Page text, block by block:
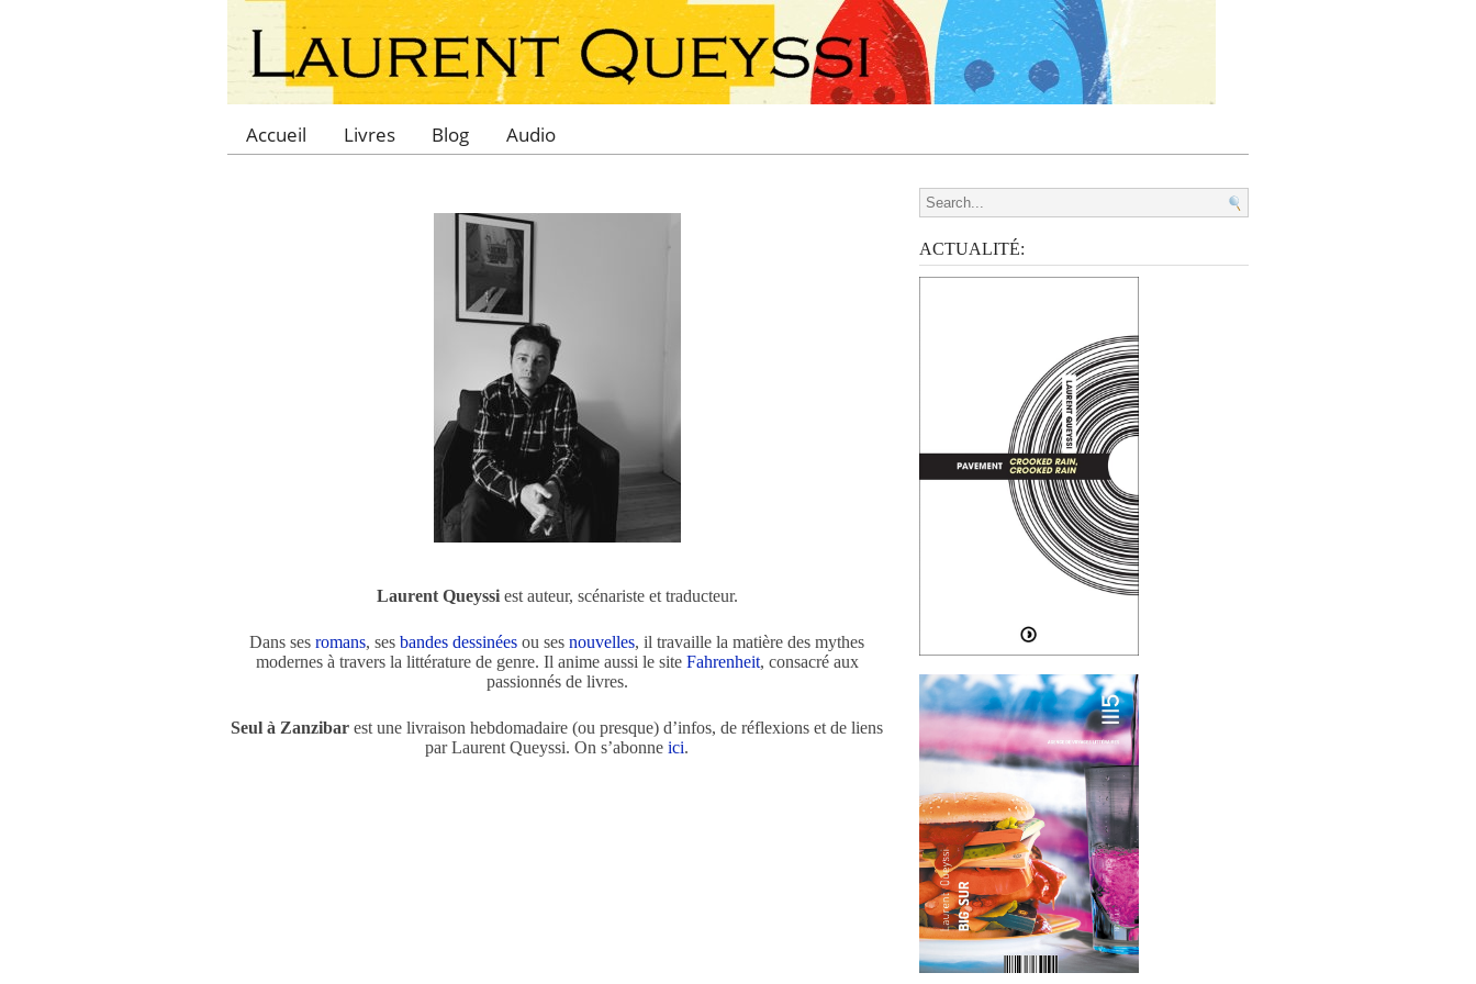
Main menu
Accueil Livres Blog Audio
Laurent Queyssiest auteur, scénariste et traducteur.
Dans ses romans, ses bandes dessinées ou ses nouvelles, il travaille la matière des mythes
modernes à travers la littérature de genre. Il anime aussi le site Fahrenheit, consacré aux
passionnés de livres.
Seul à Zanzibar est une livraison hebdomadaire (ou presque) d’infos, de réflexions et de liens
par Laurent Queyssi. On s’abonne ici.
Search for:
ACTUALITÉ: